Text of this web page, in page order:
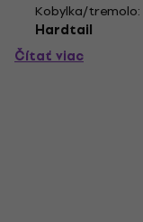
Kobylka/tremolo:
Hardtail
Čítať viac